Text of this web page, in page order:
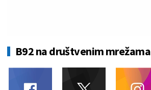
B92 na društvenim mrežama